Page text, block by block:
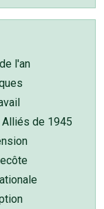
l'an
de 1945